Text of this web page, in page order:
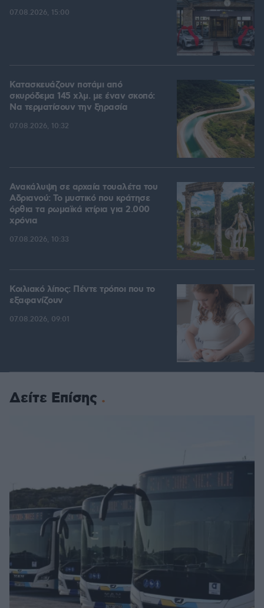
07.08.2026, 15:00
Κατασκευάζουν ποτάμι από
σκυρόδεμα 145 χλμ. με έναν σκοπό:
Να τερματίσουν την ξηρασία
07.08.2026, 10:32
Ανακάλυψη σε αρχαία τουαλέτα του
Αδριανού: Το μυστικό που κράτησε
όρθια τα ρωμαϊκά κτίρια για 2.000
χρόνια
07.08.2026, 10:33
Κοιλιακό λίπος: Πέντε τρόποι που το
εξαφανίζουν
07.08.2026, 09:01
Δείτε Επίσης